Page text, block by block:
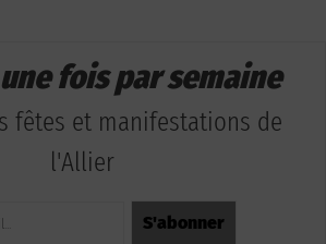
fois par semaine
fêtes et manifestations de
l'Allier